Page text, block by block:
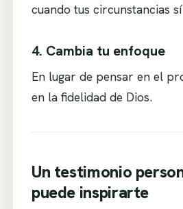
cuando tus circunstancias
4. Cambia tu enfoque
En lugar de pensar en el
en la fidelidad de Dios.
Un testimonio
puede inspirarte